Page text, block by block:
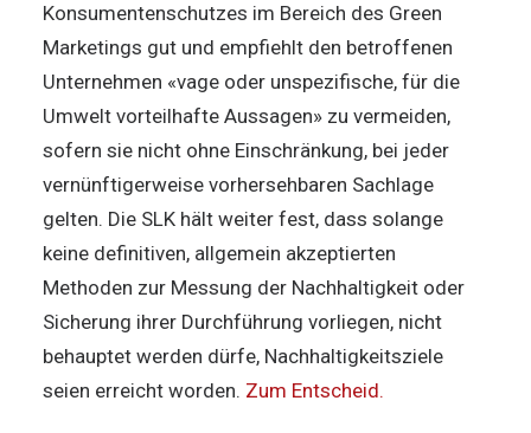
Konsumentenschutzes im Bereich des Green
Marketings gut und empfiehlt den betroffenen
Unternehmen «vage oder unspezifische, für die
Umwelt vorteilhafte Aussagen» zu vermeiden,
sofern sie nicht ohne Einschränkung, bei jeder
vernünftigerweise vorhersehbaren Sachlage
gelten. Die SLK hält weiter fest, dass solange
keine definitiven, allgemein akzeptierten
Methoden zur Messung der Nachhaltigkeit oder
Sicherung ihrer Durchführung vorliegen, nicht
behauptet werden dürfe, Nachhaltigkeitsziele
seien erreicht worden. Zum Entscheid.